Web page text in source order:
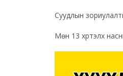
Суудлын
Мөн 13 хүртэлх